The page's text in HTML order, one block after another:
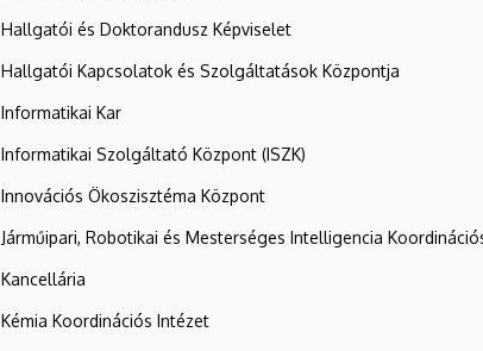
Hallgatói és Doktorandusz Képviselet
Hallgatói Kapcsolatok és Szolgáltatások Központja
Informatikai Kar
Informatikai Szolgáltató Központ (ISZK)
Innovációs Ökoszisztéma Központ
Járműipari, Robotikai és Mesterséges Intelligencia
Kancellária
Kémia Koordinációs Intézet